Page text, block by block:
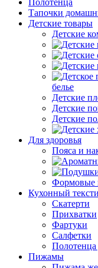
Полотенца
Тапочки
Детские товары
Детские
белье
Детские
Детские
Детские
Для здоровья
Пояса и
Формовые
Кухонный
Скатерти
Прихватки
Фартуки
Салфетки
Полотенца
Пижамы